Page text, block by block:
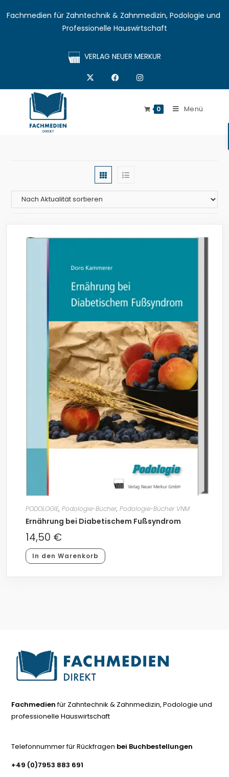
Fachmedien für Zahntechnik & Zahnmedizin, Podologie und
Professionelle Hauswirtschaft
VERLAG NEUER MERKUR
0 Menü
PODOLOGIE, Podologie-Bücher, Podologie-Bücher VNM
Ernährung bei Diabetischem Fußsyndrom
14,50 €
In den Warenkorb
Fachmedienfür Zahntechnik & Zahnmedizin, Podologie und
professionelle Hauswirtschaft
Telefonnummer für Rückfragen bei Buchbestellungen
+49 (0)7953 883 691